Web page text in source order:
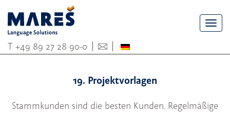
T +49 89 27 28 90-0
19. Projektvorlagen
Stammkunden sind die besten Kunden. Regelmäßige